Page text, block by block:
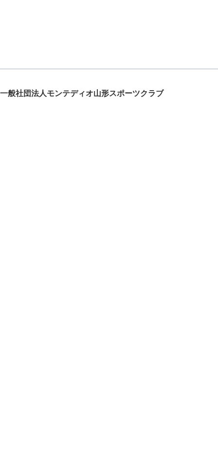
一般社団法人モンテディオ山形スポーツクラブ